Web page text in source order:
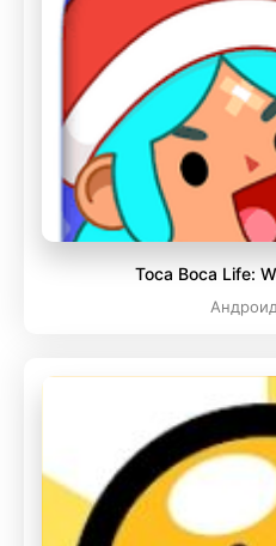
Toca Boca Life: